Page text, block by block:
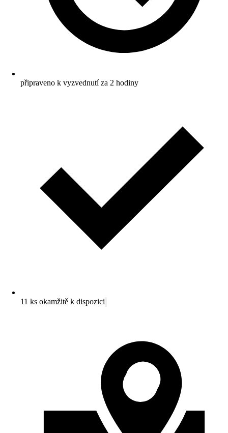
připraveno k vyzvednutí za 2 hodiny
11 ks okamžitě k dispozici